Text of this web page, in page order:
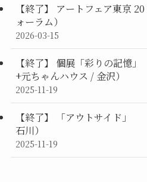
【終了】 アートフェア東京
ォーラム）
2026-03-15
【終了】 個展「彩りの記憶
+元ちゃんハウス / 金沢）
2025-11-19
【終了】 「アウトサイド
石川）
2025-11-19